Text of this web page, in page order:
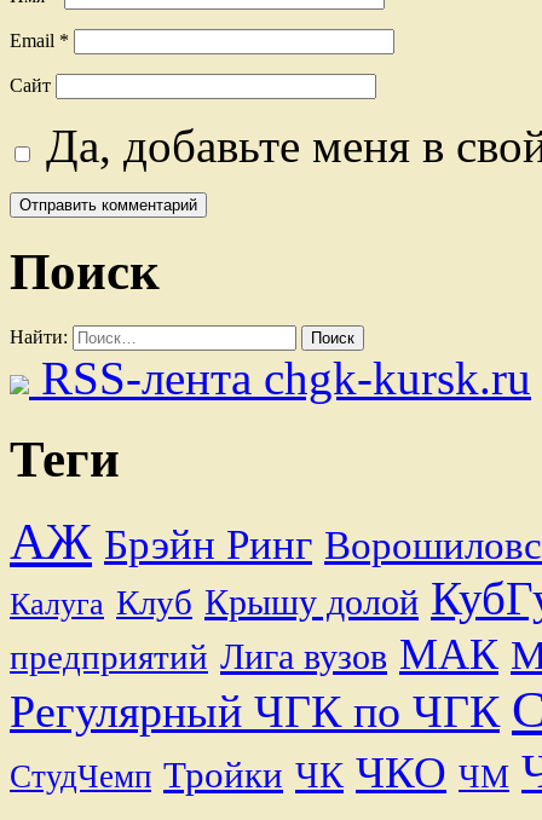
Email *
Сайт
Да, добавьте меня в
Поиск
Найти:
RSS-лента chgk-kursk.ru
Теги
АЖ Брэйн Ринг
Калуга Клуб Крышу долой
предприятий Лига вузов МАК
Регулярный ЧГК по ЧГК
СтудЧемп Тройки ЧК ЧКО ЧМ